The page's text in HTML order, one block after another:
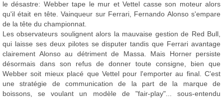
le désastre: Webber tape le mur et Vettel casse son moteur alors
qu'il était en tête. Vainqueur sur Ferrari, Fernando Alonso s'empare
de la tête du championnat.
Les observateurs soulignent alors la mauvaise gestion de Red Bull,
qui laisse ses deux pilotes se disputer tandis que Ferrari avantage
clairement Alonso au détriment de Massa. Mais Horner persiste
désormais dans son refus de donner toute consigne, bien que
Webber soit mieux placé que Vettel pour l'emporter au final. C'est
une stratégie de communication de la part de la marque de
boissons, se voulant un modèle de "fair-play"... sous-entendu